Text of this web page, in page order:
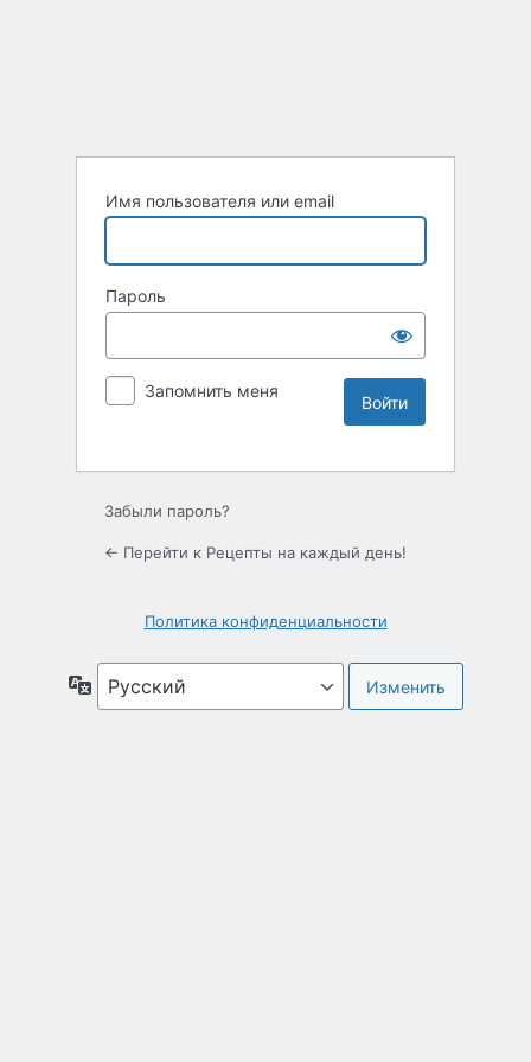
Имя пользователя или email
Пароль
Запомнить меня
Забыли пароль?
← Перейти к Рецепты на каждый день!
Политика конфиденциальности
Язык